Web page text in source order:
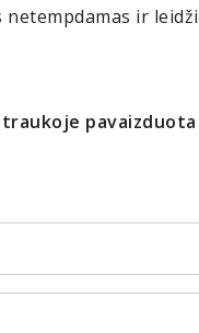
netempdamas ir